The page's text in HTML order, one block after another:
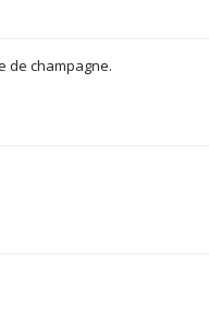
de champagne.